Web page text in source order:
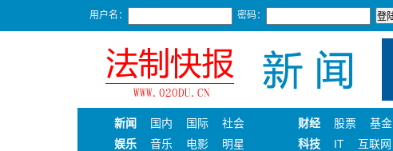
用户名： 密码：
新闻 国内 国际
社会
娱乐
音乐 电影 明星
财经 股票 基金
科技
IT 互联网